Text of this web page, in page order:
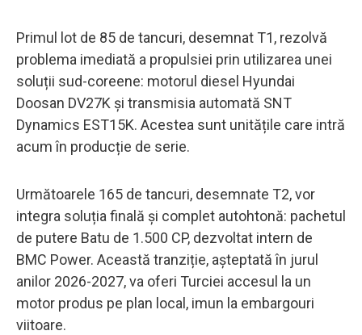
Primul lot de 85 de tancuri, desemnat T1, rezolvă
problema imediată a propulsiei prin utilizarea unei
soluții sud-coreene: motorul diesel Hyundai
Doosan DV27K și transmisia automată SNT
Dynamics EST15K. Acestea sunt unitățile care intră
acum în producție de serie.
Următoarele 165 de tancuri, desemnate T2, vor
integra soluția finală și complet autohtonă: pachetul
de putere Batu de 1.500 CP, dezvoltat intern de
BMC Power. Această tranziție, așteptată în jurul
anilor 2026-2027, va oferi Turciei accesul la un
motor produs pe plan local, imun la embargouri
viitoare.